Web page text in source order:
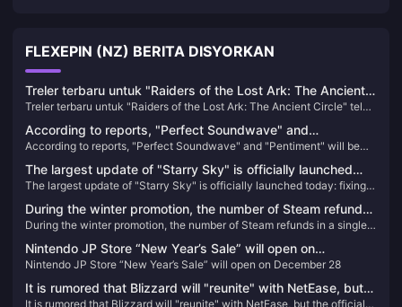
FLEXEPIN (NZ) BERITA DISYORKAN
Treler terbaru untuk "Raiders of the Lost Ark: The Ancient
Circle" telah dikeluarkan dan akan dikeluarkan dalam tahun
ini
Treler terbaru untuk "Raiders of the Lost Ark: The Ancient Circle" telah
According to reports, "Perfect Soundwave" and
"Pentiment" will be the first games to log on to rival
platforms.
According to reports, "Perfect Soundwave" and "Pentiment" will be
The largest update of "Starry Sky" is officially launched
today: fixing a large number of issues and improving the
game experience
The largest update of "Starry Sky" is officially launched today: fixing a
During the winter promotion, the number of Steam refunds
in a single day was nearly 500,000
During the winter promotion, the number of Steam refunds in a single
Nintendo JP Store “New Year’s Sale” will open on
December 28
Nintendo JP Store “New Year’s Sale” will open on December 28
It is rumored that Blizzard will "reunite" with NetEase, but
It is rumored that Blizzard will "reunite" with NetEase, but the official